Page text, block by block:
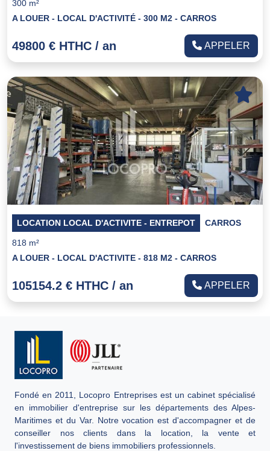
300 m²
A LOUER - LOCAL D'ACTIVITÉ - 300 M2 - CARROS
49800 € HTHC / an APPELER
LOCATION LOCAL D'ACTIVITE - ENTREPOT CARROS
818 m²
A LOUER - LOCAL D'ACTIVITE - 818 M2 - CARROS
105154.2 € HTHC / an APPELER
Fondé en 2011, Locopro Entreprises est un cabinet spécialisé
en immobilier d'entreprise sur les départements des Alpes-
Maritimes et du Var. Notre vocation est d'accompagner et de
conseiller nos clients dans la location, la vente et
l'investissement de biens immobiliers professionnels.